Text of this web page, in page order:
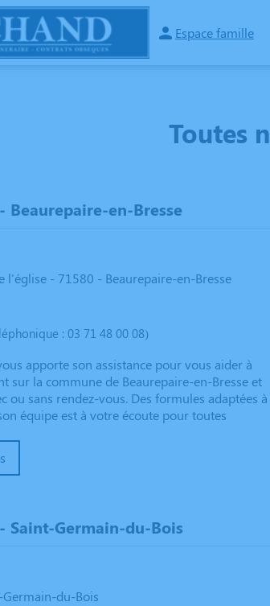
Espace famille
FUNERAIRES ESPACES HOMMAGES
Toutes
Beaurepaire-en-Bresse
l'église - 71580 - Beaurepaire-en-Bresse
: 03 71 48 00 08)
apporte son assistance pour vous aider à
sur la commune de Beaurepaire-en-Bresse et
ou sans rendez-vous. Des formules adaptées à
équipe est à votre écoute pour toutes
Saint-Germain-du-Bois
du-Bois